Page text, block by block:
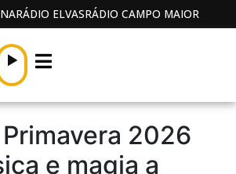
RÁDIO ELVASRÁDIO CAMPO MAIOR
2026
e magia a